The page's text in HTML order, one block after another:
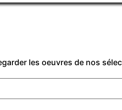
les oeuvres de nos